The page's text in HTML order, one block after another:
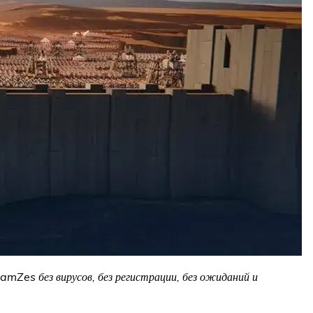
без вирусов, без регистрации, без ожиданий и